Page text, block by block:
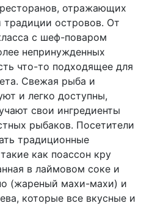
отражающих
традиции островов. От
с шеф-поваром
непринужденных
что-то подходящее для
Свежая рыба и
и легко доступны,
свои ингредиенты
рыбаков. Посетители
традиционные
как поассон кру
в лаймовом соке и
(жареный махи-махи) и
которые все вкусные и